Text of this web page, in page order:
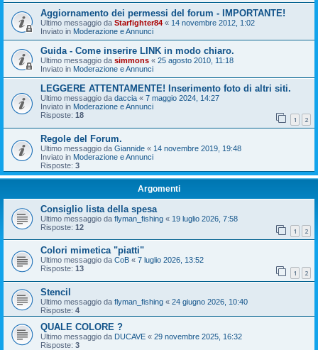
Aggiornamento dei permessi del forum - IMPORTANTE!
Ultimo messaggio da Starfighter84 « 14 novembre 2012, 1:02
Inviato in Moderazione e Annunci
Guida - Come inserire LINK in modo chiaro.
Ultimo messaggio da simmons « 25 agosto 2010, 11:18
Inviato in Moderazione e Annunci
LEGGERE ATTENTAMENTE! Inserimento foto di altri siti.
Ultimo messaggio da daccia « 7 maggio 2024, 14:27
Inviato in Moderazione e Annunci
Risposte: 18 1 2
Regole del Forum.
Ultimo messaggio da Giannide « 14 novembre 2019, 19:48
Inviato in Moderazione e Annunci
Risposte: 3
Argomenti
Consiglio lista della spesa
Ultimo messaggio da flyman_fishing « 19 luglio 2026, 7:58
Risposte: 12 1 2
Colori mimetica "piatti"
Ultimo messaggio da CoB « 7 luglio 2026, 13:52
Risposte: 13 1 2
Stencil
Ultimo messaggio da flyman_fishing « 24 giugno 2026, 10:40
Risposte: 4
QUALE COLORE ?
Ultimo messaggio da DUCAVE « 29 novembre 2025, 16:32
Risposte: 3